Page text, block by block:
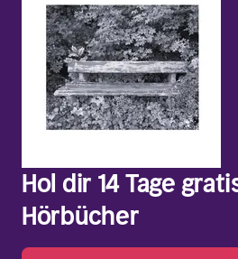
Hol dir 14 Tage
Hörbücher